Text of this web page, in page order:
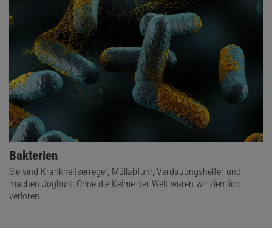
Bakterien
Sie sind Krankheitserreger, Müllabfuhr, Verdauungshelfer und
machen Joghurt: Ohne die Keime der Welt wären wir ziemlich
verloren.